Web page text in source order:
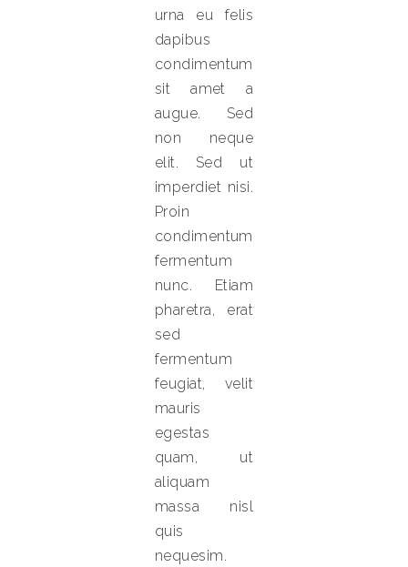
urna eu felis
dapibus
condimentum
sit amet a
augue. Sed
non neque
elit. Sed ut
imperdiet nisi.
Proin
condimentum
fermentum
nunc. Etiam
pharetra, erat
sed
fermentum
feugiat, velit
mauris
egestas
quam, ut
aliquam
massa nisl
quis
nequesim.